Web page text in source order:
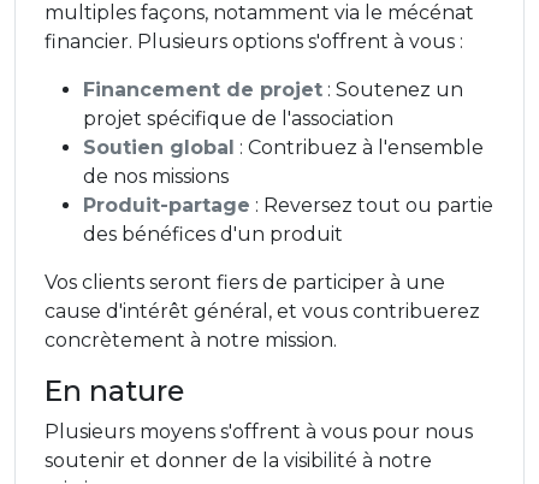
multiples façons, notamment via le mécénat
financier. Plusieurs options s'offrent à vous :
Financement de projet : Soutenez un
projet spécifique de l'association
Soutien global : Contribuez à l'ensemble
de nos missions
Produit-partage : Reversez tout ou partie
des bénéfices d'un produit
Vos clients seront fiers de participer à une
cause d'intérêt général, et vous contribuerez
concrètement à notre mission.
En nature
Plusieurs moyens s'offrent à vous pour nous
soutenir et donner de la visibilité à notre